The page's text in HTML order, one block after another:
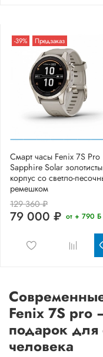
-39% Предзаказ
Смарт часы Fenix 7S Pro
Sapphire Solar
корпус со светло-
ремешком
129 360 ₽
79 000 ₽ от + 790 Б
Fenix 7S pro
подарок для
человека